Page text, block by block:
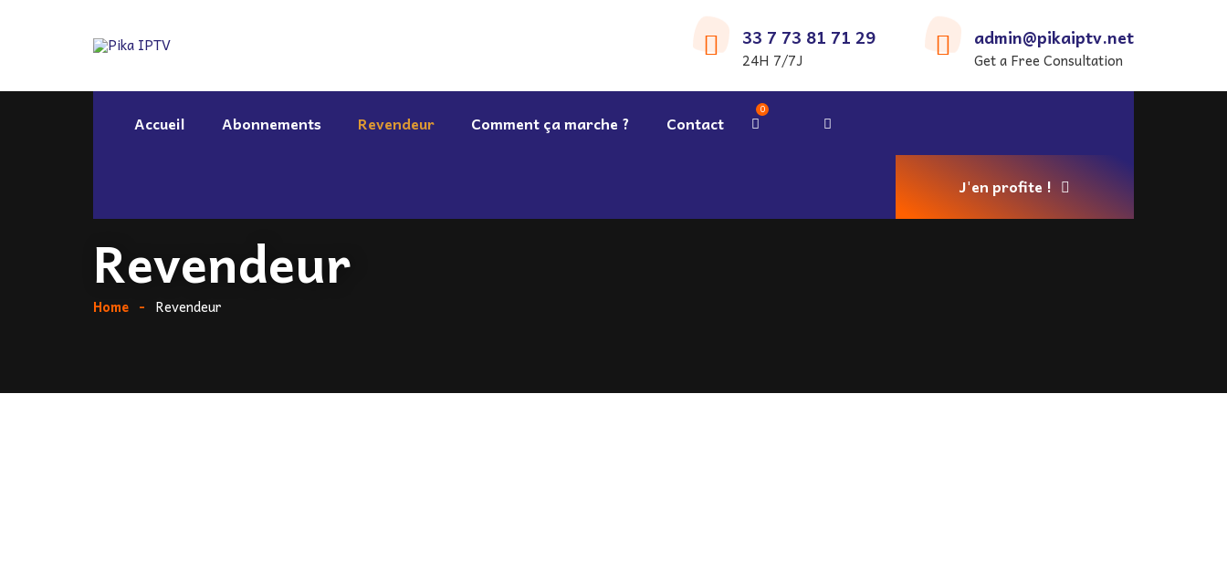
33 7 73 81 71 29
24H 7/7J
admin@pikaiptv.net
Get a Free Consultation
Accueil Abonnements Revendeur Comment ça marche ? Contact
0
J'en profite !
Revendeur
Home Revendeur